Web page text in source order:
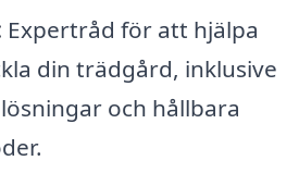
Expertråd för att hjälpa
din trädgård, inklusive
och hållbara